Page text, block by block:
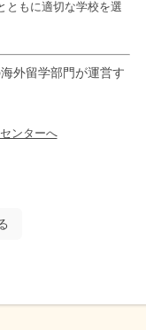
ともに適切な学校を選
外留学部門が運営す
ンターへ